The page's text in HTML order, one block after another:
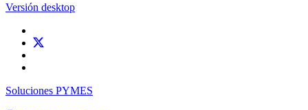
Versión desktop
Soluciones PYMES